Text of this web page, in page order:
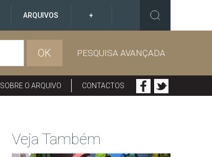
ARQUIVOS +
OK PESQUISA AVANÇADA
SOBRE O ARQUIVO CONTACTOS
Veja Também